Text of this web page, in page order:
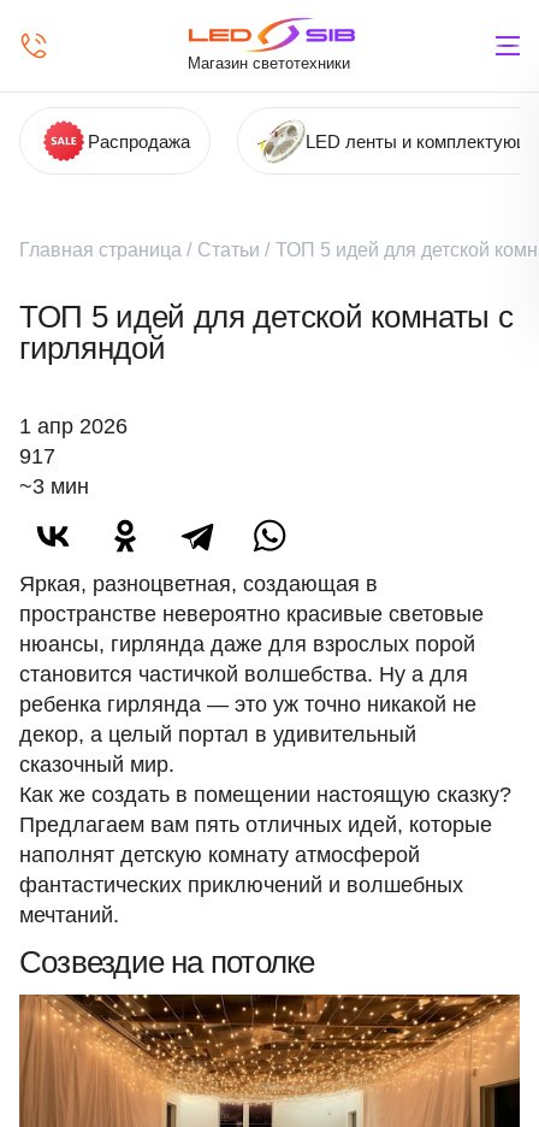
Магазин светотехники
Распродажа LED ленты и
Главная страница / Статьи / ТОП 5 идей для детской
ТОП 5 идей для детской комнаты с
гирляндой
1 апр 2026
917
~3 мин
Яркая, разноцветная, создающая в
пространстве невероятно красивые световые
нюансы, гирлянда даже для взрослых порой
становится частичкой волшебства. Ну а для
ребенка гирлянда — это уж точно никакой не
декор, а целый портал в удивительный
сказочный мир.
Как же создать в помещении настоящую сказку?
Предлагаем вам пять отличных идей, которые
наполнят детскую комнату атмосферой
фантастических приключений и волшебных
мечтаний.
Созвездие на потолке